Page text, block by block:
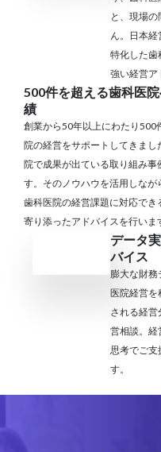
と、現場
ん。日本
特化した歯
強い経営ア
500件を超える歯科医
績
創業から50年以上にわたり500
院の経営をサポートしてきまし
院で成果が出ている取り組み事
す。そのノウハウを活用しなが
歯科医院の経営課題に対応でき
寄り添ったアドバイスを行いま
データ
バイス
膨大な財
医院経営を
される経
営相談。経
思考でご支
す。